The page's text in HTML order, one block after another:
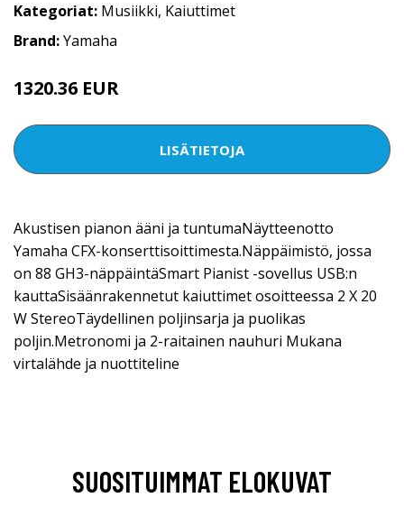
Kategoriat: Musiikki, Kaiuttimet
Brand:Yamaha
1320.36 EUR
LISÄTIETOJA
Akustisen pianon ääni ja tuntumaNäytteenotto
Yamaha CFX-konserttisoittimesta.Näppäimistö, jossa
on 88 GH3-näppäintäSmart Pianist -sovellus USB:n
kauttaSisäänrakennetut kaiuttimet osoitteessa 2 X 20
W StereoTäydellinen poljinsarja ja puolikas
poljin.Metronomi ja 2-raitainen nauhuri Mukana
virtalähde ja nuottiteline
SUOSITUIMMAT ELOKUVAT